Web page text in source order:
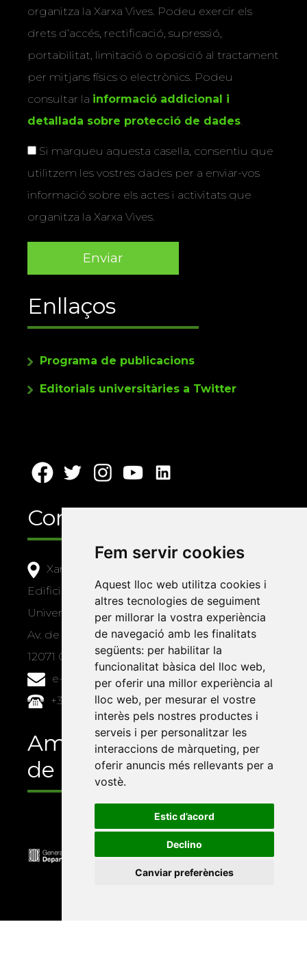
Fem servir cookies
Aquest lloc web utilitza cookies i
altres tecnologies de seguiment
per millorar la vostra experiència
de navegació amb les finalitats
següents: per habilitar la
funcionalitat bàsica del lloc web,
per oferir una millor experiència al
lloc web, per mesurar el vostre
interès pels nostres productes i
serveis i per personalitzar les
interaccions de màrqueting, per
oferir anuncis més rellevants per a
vostè.
Estic d’acord
Declino
Canviar preferències
organitza la Xarxa Vives. Podeu exercir els
drets d’accés, rectificació, supressió,
portabilitat, limitació o oposició al tractament
per mitjans físics o electrònics. Podeu
consultar la informació addicional i
detallada sobre protecció de dades.
Si marqueu aquesta casella, consentiu que
utilitzem les vostres dades per a enviar-vos
informació sobre els actes i activitats que
organitza la Xarxa Vives.
Enllaços
Programa de publicacions
Editorials universitàries a Twitter
Contacte
Xarxa Vives d'Universitats
Edifici Àgora
Universitat Jaume I, local 10
Av. de Vicent Sos Baynat, s/n
12071 Castelló de la Plana
e-buc@vives.org
+34 964 72 89 93
Amb el suport
de